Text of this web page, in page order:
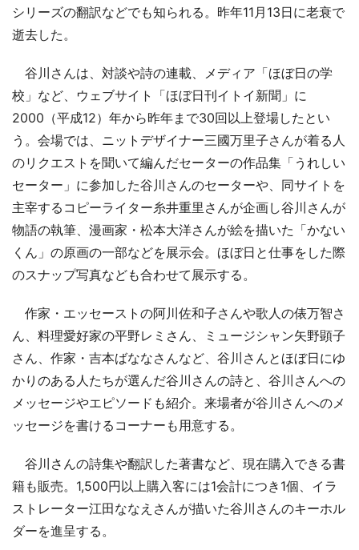
シリーズの翻訳などでも知られる。昨年11月13日に老衰で
逝去した。
谷川さんは、対談や詩の連載、メディア「ほぼ日の学
校」など、ウェブサイト「ほぼ日刊イトイ新聞」に
2000（平成12）年から昨年まで30回以上登場したとい
う。会場では、ニットデザイナー三國万里子さんが着る人
のリクエストを聞いて編んだセーターの作品集「うれしい
セーター」に参加した谷川さんのセーターや、同サイトを
主宰するコピーライター糸井重里さんが企画し谷川さんが
物語の執筆、漫画家・松本大洋さんが絵を描いた「かない
くん」の原画の一部などを展示会。ほぼ日と仕事をした際
のスナップ写真なども合わせて展示する。
作家・エッセーストの阿川佐和子さんや歌人の俵万智さ
ん、料理愛好家の平野レミさん、ミュージシャン矢野顕子
さん、作家・吉本ばななさんなど、谷川さんとほぼ日にゆ
かりのある人たちが選んだ谷川さんの詩と、谷川さんへの
メッセージやエピソードも紹介。来場者が谷川さんへのメ
ッセージを書けるコーナーも用意する。
谷川さんの詩集や翻訳した著書など、現在購入できる書
籍も販売。1,500円以上購入客には1会計につき1個、イラ
ストレーター江田ななえさんが描いた谷川さんのキーホル
ダーを進呈する。